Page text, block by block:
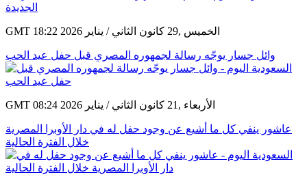
GMT 18:22 2026 الخميس ,29 كانون الثاني / يناير
وائل جسار يوجّه رسالة لجمهوره المصري قبل حفل عيد الحب
GMT 08:24 2026 الأربعاء ,21 كانون الثاني / يناير
عاشور ينفي كل ما أشيع عن وجود حفل له في دار الأوبرا المصرية
خلال الفترة الحالية